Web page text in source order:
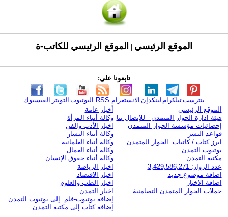
الموقع الرئيسي الموقع الرئيسي للكاتب-ة
تابعونا على:
الفيسبوك التويتر اليوتيوب RSS الانستغرام لينكدإن تيلكرامبنترست
الموقع الرئيسي
هيئة ادارة الحوار المتمدن - للإتصال بنا
إحصائيات مؤسسة الحوار المتمدن
قواعد النشر
ابرز كتاب / كاتبات الحوار المتمدن
يوتيوب التمدن
مكتبة التمدن
عدد الزوار: 3,429,586,271
اضافة موضوع جديد
اضافة الاخبار
حملات الحوار المتمدن التضامنية
أخبار عامة
وكالة أنباء المرأة
اخبار الأدب والفن
وكالة أنباء اليسار
وكالة أنباء العلمانية
وكالة أنباء العمال
وكالة أنباء حقوق الإنسان
اخبار الرياضة
اخبار الاقتصاد
اخبار الطب والعلوم
اخبار التمدن
إضافة يوتيوب-فلم إلى يوتيوب التمدن
إضافة كتاب إلى مكتبة التمدن